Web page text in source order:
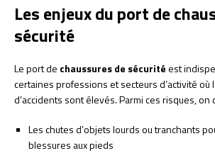
Les enjeux du port de
sécurité
Le port de chaussures de sécuritéest
certaines professions et secteurs d’activité où
d’accidents sont élevés. Parmi ces risques, on
Les chutes d’objets lourds ou tranchants
blessures aux pieds